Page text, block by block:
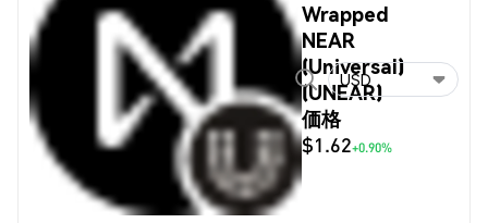
Wrapped
NEAR
(Universal)
(UNEAR)
価格
$1.62+0.90%
USD